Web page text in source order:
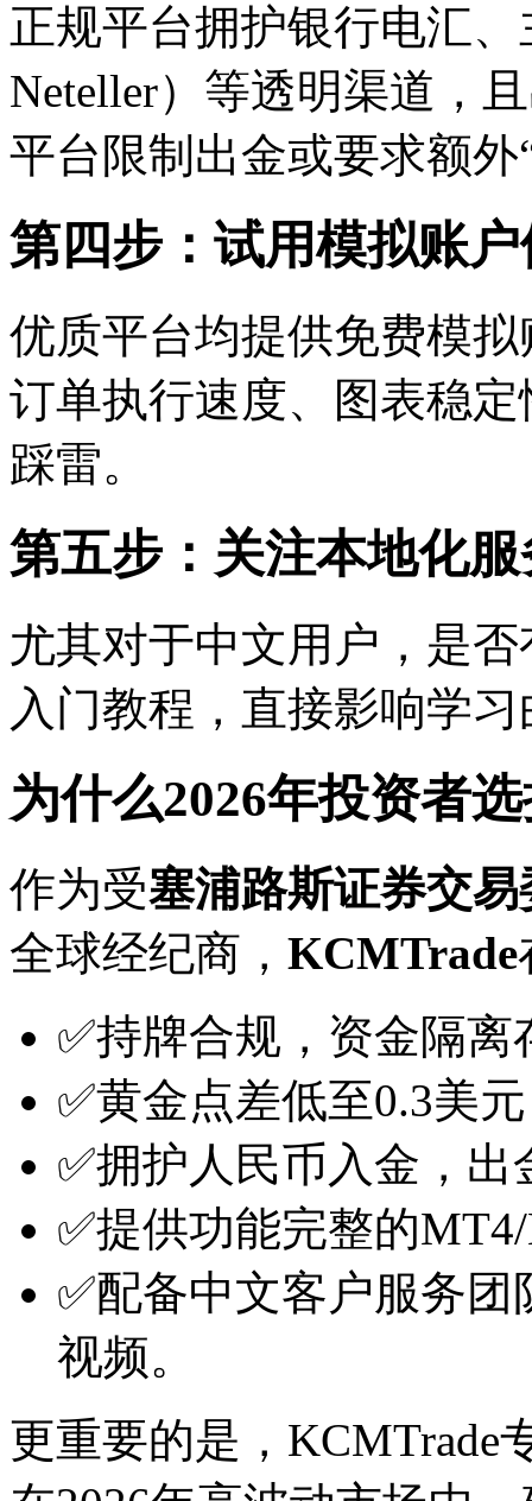
正规平台拥护银行电汇
Neteller）等透明渠道，
平台限制出金或要求额
第四步：试用模拟账
优质平台均提供免费模
订单执行速度、图表稳
踩雷。
第五步：关注本地化
尤其对于中文用户，是
入门教程，直接影响学
为什么2026年投资者
作为受塞浦路斯证券交
全球经纪商， KCMTrade
✅持牌合规，资金隔
✅黄金点差低至0.3美
✅拥护人民币入金，
✅提供功能完整的
✅配备中文客户服务
视频。
更重要的是，KCMTrade